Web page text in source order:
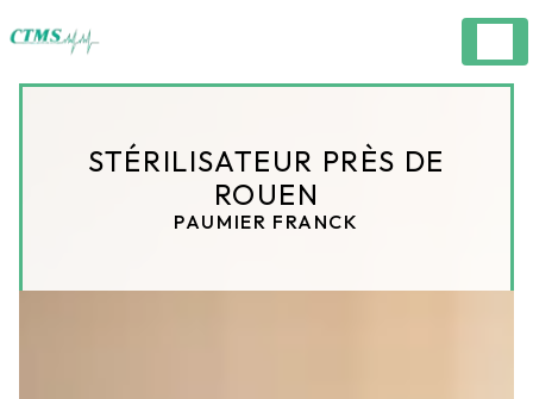
STÉRILISATEUR PRÈS DE
ROUEN
PAUMIER FRANCK